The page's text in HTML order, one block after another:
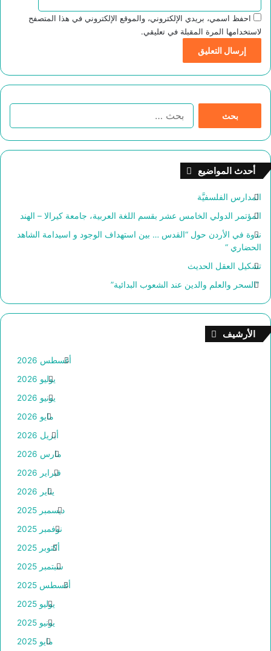
احفظ اسمي، بريدي الإلكتروني، والموقع الإلكتروني في هذا المتصفح
لاستخدامها المرة المقبلة في تعليقي.
ا
ع
أحدث المواضيع
المدارس الفلسفيَّة
المؤتمر الدولي الخامس عشر بقسم اللغة العربية، جامعة كيرالا – الهند
ندوة في الأردن حول “القدس … بين استهداف الوجود و اسيدامة الشاهد
الحضاري “
تشكيل العقل الحديث
“السحر والعلم والدين عند الشعوب البدائية”
الأرشيف
أغسطس 2026
يوليو 2026
يونيو 2026
مايو 2026
أبريل 2026
مارس 2026
فبراير 2026
يناير 2026
ديسمبر 2025
نوفمبر 2025
أكتوبر 2025
سبتمبر 2025
أغسطس 2025
يوليو 2025
يونيو 2025
مايو 2025